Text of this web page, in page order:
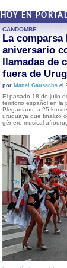
HOY EN
CANDOMBE
La comparsa
aniversario
llamadas de
fuera de
por Manel Gausachsel
El pasado 18 de julio
territorio español en la
Plegamans, a 25 km
uruguaya que finalizó
género musical